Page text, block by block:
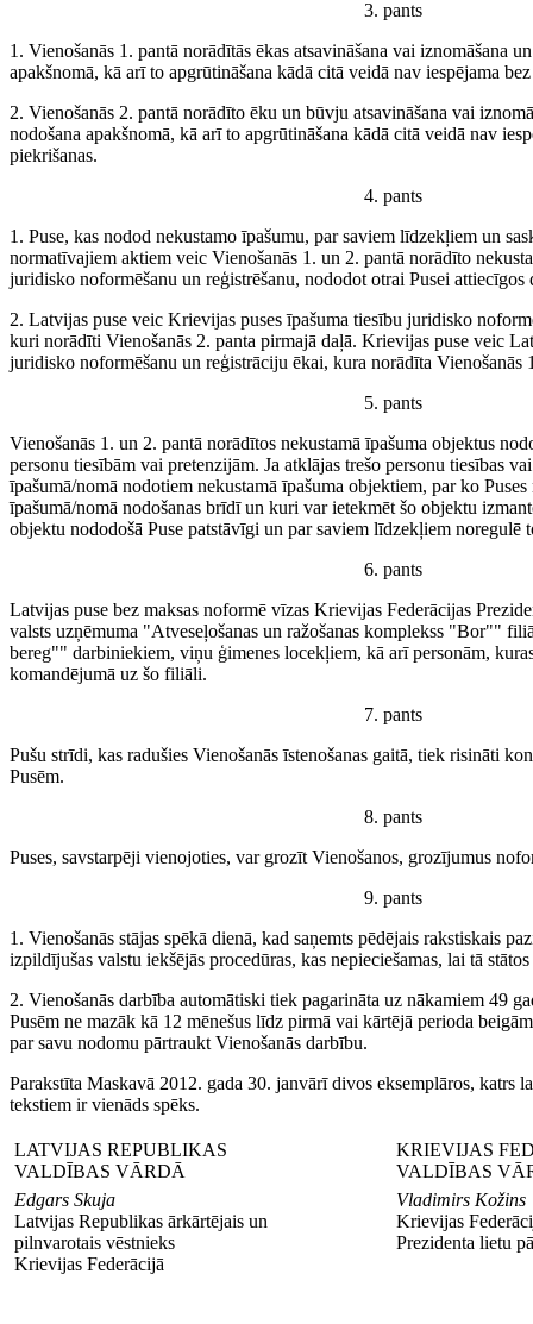
3. pants
1. Vienošanās 1. pantā norādītās ēkas atsavināšana vai iznomāšana
apakšnomā, kā arī to apgrūtināšana kādā citā veidā nav iespējama
2. Vienošanās 2. pantā norādīto ēku un būvju atsavināšana vai
nodošana apakšnomā, kā arī to apgrūtināšana kādā citā veidā nav
piekrišanas.
4. pants
1. Puse, kas nodod nekustamo īpašumu, par saviem līdzekļiem un
normatīvajiem aktiem veic Vienošanās 1. un 2. pantā norādīto
juridisko noformēšanu un reģistrēšanu, nododot otrai Pusei attiecīgos
2. Latvijas puse veic Krievijas puses īpašuma tiesību juridisko
kuri norādīti Vienošanās 2. panta pirmajā daļā. Krievijas puse veic
juridisko noformēšanu un reģistrāciju ēkai, kura norādīta Vienošanās
5. pants
Vienošanās 1. un 2. pantā norādītos nekustamā īpašuma objektus
personu tiesībām vai pretenzijām. Ja atklājas trešo personu tiesības
īpašumā/nomā nodotiem nekustamā īpašuma objektiem, par ko
īpašumā/nomā nodošanas brīdī un kuri var ietekmēt šo objektu
objektu nododošā Puse patstāvīgi un par saviem līdzekļiem noregulē
6. pants
Latvijas puse bez maksas noformē vīzas Krievijas Federācijas
valsts uzņēmuma "Atveseļošanas un ražošanas komplekss "Bor""
bereg"" darbiniekiem, viņu ģimenes locekļiem, kā arī personām,
komandējumā uz šo filiāli.
7. pants
Pušu strīdi, kas radušies Vienošanās īstenošanas gaitā, tiek risināti
Pusēm.
8. pants
Puses, savstarpēji vienojoties, var grozīt Vienošanos, grozījumus
9. pants
1. Vienošanās stājas spēkā dienā, kad saņemts pēdējais rakstiskais
izpildījušas valstu iekšējās procedūras, kas nepieciešamas, lai tā
2. Vienošanās darbība automātiski tiek pagarināta uz nākamiem 49
Pusēm ne mazāk kā 12 mēnešus līdz pirmā vai kārtējā perioda
par savu nodomu pārtraukt Vienošanās darbību.
Parakstīta Maskavā 2012. gada 30. janvārī divos eksemplāros, katrs
tekstiem ir vienāds spēks.
LATVIJAS REPUBLIKAS
VALDĪBAS VĀRDĀ
KRIEVIJAS
VALDĪBAS
Edgars Skuja
Latvijas Republikas ārkārtējais un
pilnvarotais vēstnieks
Krievijas Federācijā
Vladimirs Kožins
Krievijas
Prezidenta lietu